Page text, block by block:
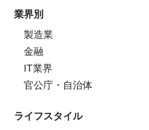
業界別
製造業
金融
IT業界
官公庁・自治体
ライフスタイル